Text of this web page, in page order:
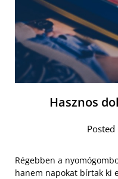
Hasznos
Régebben a
hanem napokat bírtak ki